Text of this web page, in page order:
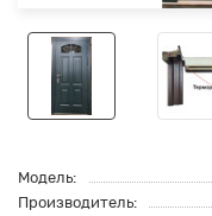
Модель:
Производитель: